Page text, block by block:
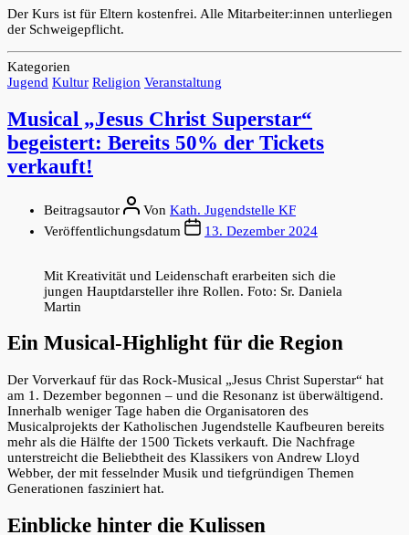
Der Kurs ist für Eltern kostenfrei. Alle Mitarbeiter:innen unterliegen
der Schweigepflicht.
Kategorien
Jugend Kultur Religion Veranstaltung
Musical „Jesus Christ Superstar“
begeistert: Bereits 50% der Tickets
verkauft!
Beitragsautor Von Kath. Jugendstelle KF
Veröffentlichungsdatum
13. Dezember 2024
Mit Kreativität und Leidenschaft erarbeiten sich die
jungen Hauptdarsteller ihre Rollen. Foto: Sr. Daniela
Martin
Ein Musical-Highlight für die Region
Der Vorverkauf für das Rock-Musical „Jesus Christ Superstar“ hat
am 1. Dezember begonnen – und die Resonanz ist überwältigend.
Innerhalb weniger Tage haben die Organisatoren des
Musicalprojekts der Katholischen Jugendstelle Kaufbeuren bereits
mehr als die Hälfte der 1500 Tickets verkauft. Die Nachfrage
unterstreicht die Beliebtheit des Klassikers von Andrew Lloyd
Webber, der mit fesselnder Musik und tiefgründigen Themen
Generationen fasziniert hat.
Einblicke hinter die Kulissen